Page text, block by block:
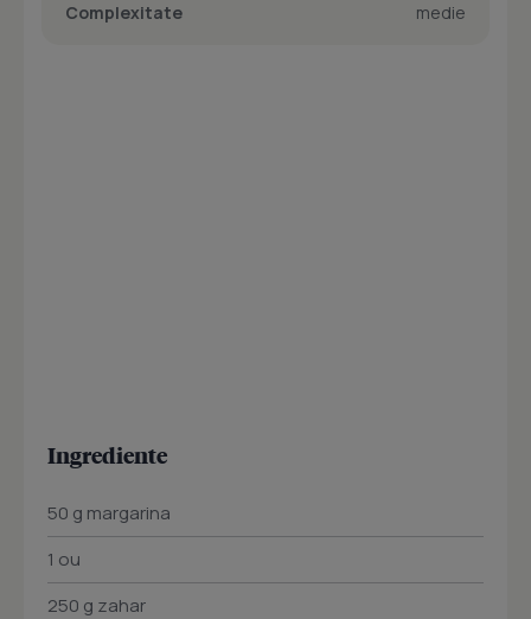
Complexitate
medie
Ingrediente
50 g margarina
1 ou
250 g zahar